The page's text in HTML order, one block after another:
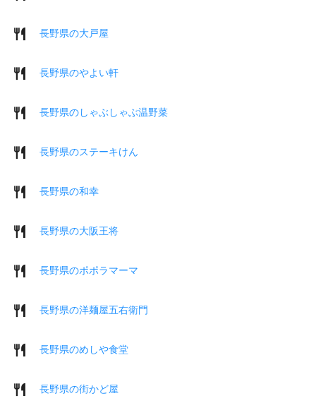
長野県の大戸屋
長野県のやよい軒
長野県のしゃぶしゃぶ温野菜
長野県のステーキけん
長野県の和幸
長野県の大阪王将
長野県のポポラマーマ
長野県の洋麺屋五右衛門
長野県のめしや食堂
長野県の街かど屋